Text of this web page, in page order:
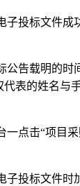
投标文件
告载明的
表的姓名与
一点击“项目采
投标文件